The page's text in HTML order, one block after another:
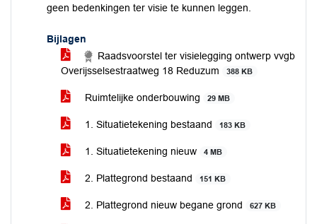
geen bedenkingen ter visie te kunnen leggen.
Bijlagen
Raadsvoorstel ter visielegging ontwerp vvgb
Overijsselsestraatweg 18 Reduzum
388 KB
Ruimtelijke onderbouwing 29 MB
1. Situatietekening bestaand 183 KB
1. Situatietekening nieuw 4 MB
2. Plattegrond bestaand 151 KB
2. Plattegrond nieuw begane grond 627 KB